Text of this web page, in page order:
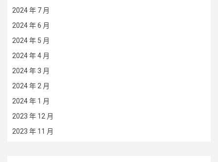
2024 年 7 月
2024 年 6 月
2024 年 5 月
2024 年 4 月
2024 年 3 月
2024 年 2 月
2024 年 1 月
2023 年 12 月
2023 年 11 月